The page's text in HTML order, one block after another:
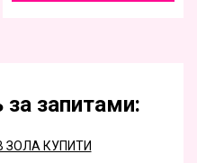
за запитами:
ЗОЛА КУПИТИ